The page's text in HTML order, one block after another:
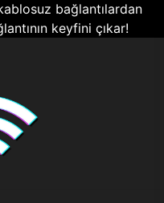
bağlantılardan
keyfini çıkar!